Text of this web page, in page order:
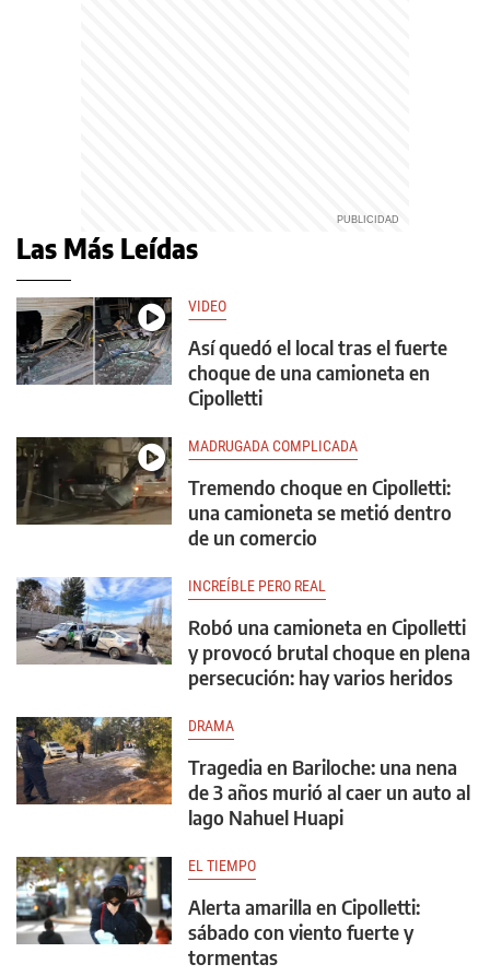
Las Más Leídas
VIDEO
Así quedó el local tras el fuerte
choque de una camioneta en
Cipolletti
MADRUGADA COMPLICADA
Tremendo choque en Cipolletti:
una camioneta se metió dentro
de un comercio
INCREÍBLE PERO REAL
Robó una camioneta en Cipolletti
y provocó brutal choque en plena
persecución: hay varios heridos
DRAMA
Tragedia en Bariloche: una nena
de 3 años murió al caer un auto al
lago Nahuel Huapi
EL TIEMPO
Alerta amarilla en Cipolletti:
sábado con viento fuerte y
tormentas